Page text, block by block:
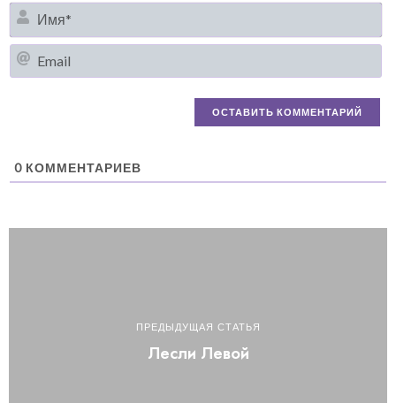
0 КОММЕНТАРИЕВ
ПРЕДЫДУЩАЯ СТАТЬЯ
Лесли Левой